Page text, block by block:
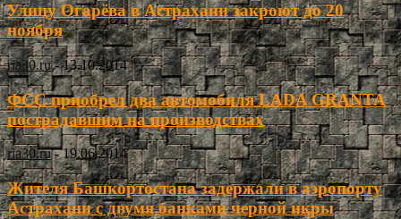
Улицу Огарёва в Астрахани закроют до 20
ноября
ria30.ru - 13.10.2014
ФСС приобрел два автомобиля LADA GRANTA
пострадавшим на производствах
ria30.ru - 19.06.2014
Жителя Башкортостана задержали в аэропорту
Астрахани с двумя банками черной икры